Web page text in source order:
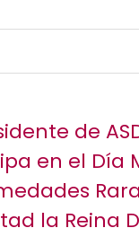
de
en el Día
la Reina